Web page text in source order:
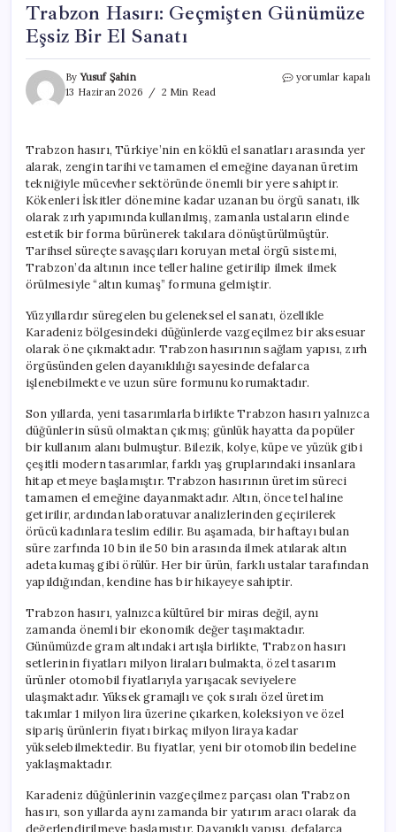
Trabzon Hasırı: Geçmişten Günümüze
Eşsiz Bir El Sanatı
ByYusuf Şahin
13 Haziran 2026
2 Min Read
Trabzon
Bir
El
Sanatı
için
yorumlar kapalı
Trabzon hasırı, Türkiye’nin en köklü el sanatları arasında yer
alarak, zengin tarihi ve tamamen el emeğine dayanan üretim
tekniğiyle mücevher sektöründe önemli bir yere sahiptir.
Kökenleri İskitler dönemine kadar uzanan bu örgü sanatı, ilk
olarak zırh yapımında kullanılmış, zamanla ustaların elinde
estetik bir forma bürünerek takılara dönüştürülmüştür.
Tarihsel süreçte savaşçıları koruyan metal örgü sistemi,
Trabzon’da altının ince teller haline getirilip ilmek ilmek
örülmesiyle “altın kumaş” formuna gelmiştir.
Yüzyıllardır süregelen bu geleneksel el sanatı, özellikle
Karadeniz bölgesindeki düğünlerde vazgeçilmez bir aksesuar
olarak öne çıkmaktadır. Trabzon hasırının sağlam yapısı, zırh
örgüsünden gelen dayanıklılığı sayesinde defalarca
işlenebilmekte ve uzun süre formunu korumaktadır.
Son yıllarda, yeni tasarımlarla birlikte Trabzon hasırı yalnızca
düğünlerin süsü olmaktan çıkmış; günlük hayatta da popüler
bir kullanım alanı bulmuştur. Bilezik, kolye, küpe ve yüzük gibi
çeşitli modern tasarımlar, farklı yaş gruplarındaki insanlara
hitap etmeye başlamıştır. Trabzon hasırının üretim süreci
tamamen el emeğine dayanmaktadır. Altın, önce tel haline
getirilir, ardından laboratuvar analizlerinden geçirilerek
örücü kadınlara teslim edilir. Bu aşamada, bir haftayı bulan
süre zarfında 10 bin ile 50 bin arasında ilmek atılarak altın
adeta kumaş gibi örülür. Her bir ürün, farklı ustalar tarafından
yapıldığından, kendine has bir hikayeye sahiptir.
Trabzon hasırı, yalnızca kültürel bir miras değil, aynı
zamanda önemli bir ekonomik değer taşımaktadır.
Günümüzde gram altındaki artışla birlikte, Trabzon hasırı
setlerinin fiyatları milyon liraları bulmakta, özel tasarım
ürünler otomobil fiyatlarıyla yarışacak seviyelere
ulaşmaktadır. Yüksek gramajlı ve çok sıralı özel üretim
takımlar 1 milyon lira üzerine çıkarken, koleksiyon ve özel
sipariş ürünlerin fiyatı birkaç milyon liraya kadar
yükselebilmektedir. Bu fiyatlar, yeni bir otomobilin bedeline
yaklaşmaktadır.
Karadeniz düğünlerinin vazgeçilmez parçası olan Trabzon
hasırı, son yıllarda aynı zamanda bir yatırım aracı olarak da